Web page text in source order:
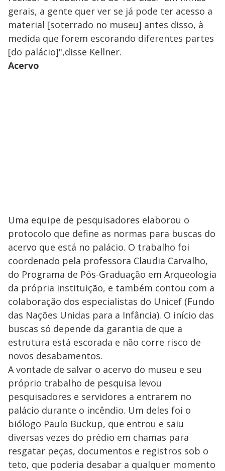
gerais, a gente quer ver se já pode ter acesso a
material [soterrado no museu] antes disso, à
medida que forem escorando diferentes partes
[do palácio]",disse Kellner.
Acervo
Uma equipe de pesquisadores elaborou o
protocolo que define as normas para buscas do
acervo que está no palácio. O trabalho foi
coordenado pela professora Claudia Carvalho,
do Programa de Pós-Graduação em Arqueologia
da própria instituição, e também contou com a
colaboração dos especialistas do Unicef (Fundo
das Nações Unidas para a Infância). O início das
buscas só depende da garantia de que a
estrutura está escorada e não corre risco de
novos desabamentos.
A vontade de salvar o acervo do museu e seu
próprio trabalho de pesquisa levou
pesquisadores e servidores a entrarem no
palácio durante o incêndio. Um deles foi o
biólogo Paulo Buckup, que entrou e saiu
diversas vezes do prédio em chamas para
resgatar peças, documentos e registros sob o
teto, que poderia desabar a qualquer momento